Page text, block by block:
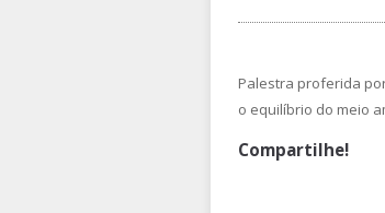
Palestra proferida
o equilíbrio do meio
Compartilhe!